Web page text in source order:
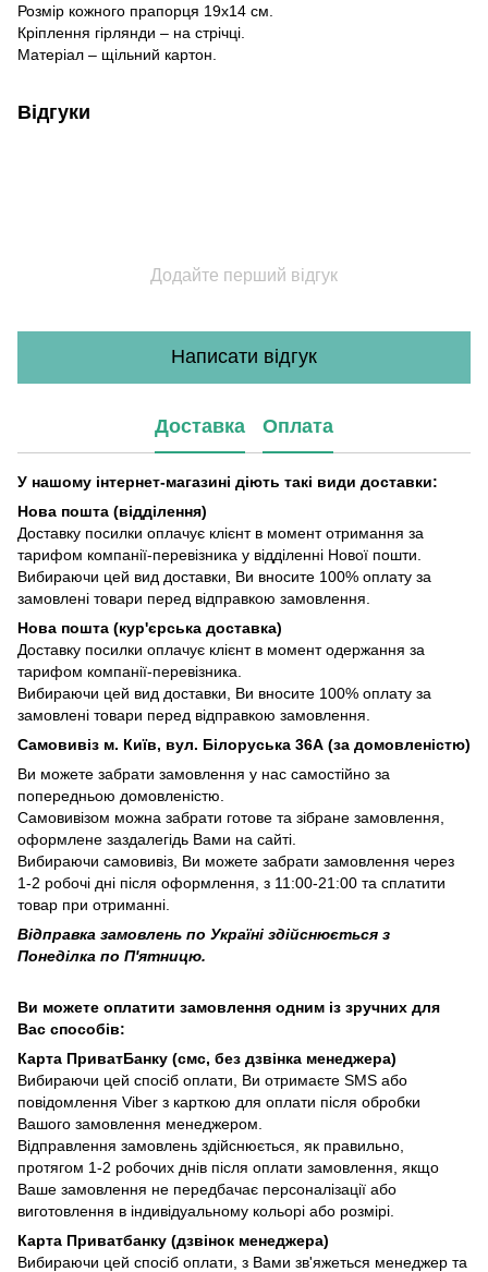
Розмір кожного прапорця 19х14 см.
Кріплення гірлянди – на стрічці.
Матеріал – щільний картон.
Відгуки
Додайте перший відгук
Написати відгук
Доставка Оплата
У нашому інтернет-магазині діють такі види доставки:
Нова пошта (відділення)
Доставку посилки оплачує клієнт в момент отримання за
тарифом компанії-перевізника у відділенні Нової пошти.
Вибираючи цей вид доставки, Ви вносите 100% оплату за
замовлені товари перед відправкою замовлення.
Нова пошта (кур'єрська доставка)
Доставку посилки оплачує клієнт в момент одержання за
тарифом компанії-перевізника.
Вибираючи цей вид доставки, Ви вносите 100% оплату за
замовлені товари перед відправкою замовлення.
Самовивіз м. Київ, вул. Білоруська 36А (за домовленістю)
Ви можете забрати замовлення у нас самостійно за
попередньою домовленістю.
Самовивізом можна забрати готове та зібране замовлення,
оформлене заздалегідь Вами на сайті.
Вибираючи самовивіз, Ви можете забрати замовлення через
1-2 робочі дні після оформлення, з 11:00-21:00 та сплатити
товар при отриманні.
Відправка замовлень по Україні здійснюється з
Понеділка по П'ятницю.
Ви можете оплатити замовлення одним із зручних для
Вас способів:
Карта ПриватБанку (смс, без дзвінка менеджера)
Вибираючи цей спосіб оплати, Ви отримаєте SMS або
повідомлення Viber з карткою для оплати після обробки
Вашого замовлення менеджером.
Відправлення замовлень здійснюється, як правильно,
протягом 1-2 робочих днів після оплати замовлення, якщо
Ваше замовлення не передбачає персоналізації або
виготовлення в індивідуальному кольорі або розмірі.
Карта Приватбанку (дзвінок менеджера)
Вибираючи цей спосіб оплати, з Вами зв'яжеться менеджер та